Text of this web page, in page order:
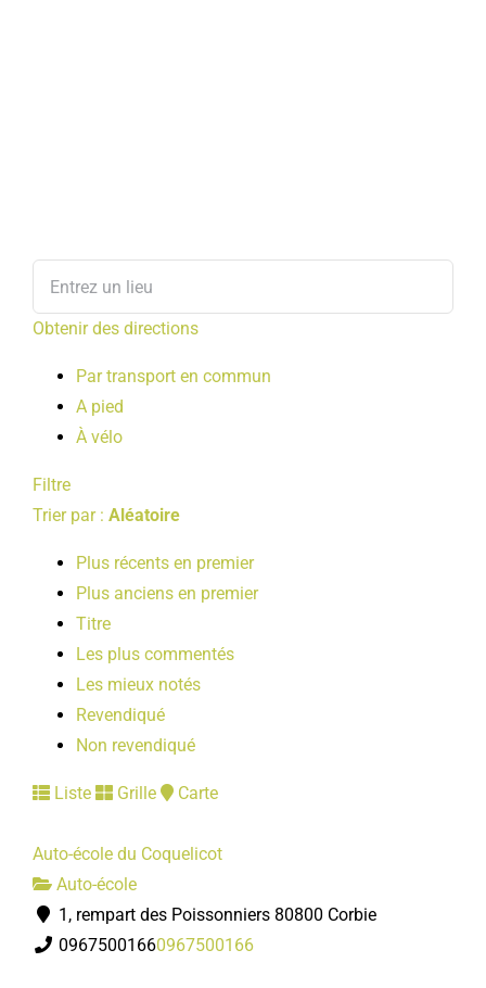
Obtenir des directions
Par transport en commun
A pied
À vélo
Filtre
Trier par : Aléatoire
Plus récents en premier
Plus anciens en premier
Titre
Les plus commentés
Les mieux notés
Revendiqué
Non revendiqué
Liste Grille Carte
Auto-école du Coquelicot
Auto-école
1, rempart des Poissonniers 80800 Corbie
09675001660967500166